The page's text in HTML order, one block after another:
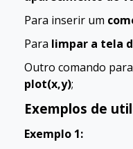
Para inserir um
Para limpar a tela
Outro comando
plot(x,y);
Exemplos de
Exemplo 1: